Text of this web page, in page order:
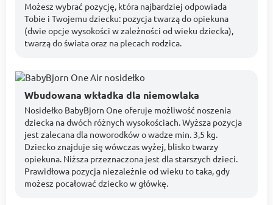
Możesz wybrać pozycję, która najbardziej odpowiada
Tobie i Twojemu dziecku: pozycja twarzą do opiekuna
(dwie opcje wysokości w zależności od wieku dziecka),
twarzą do świata oraz na plecach rodzica.
Wbudowana wkładka dla niemowlaka
Nosidełko BabyBjorn One oferuje możliwość noszenia
dziecka na dwóch różnych wysokościach. Wyższa pozycja
jest zalecana dla noworodków o wadze min. 3,5 kg.
Dziecko znajduje się wówczas wyżej, blisko twarzy
opiekuna. Niższa przeznaczona jest dla starszych dzieci.
Prawidłowa pozycja niezależnie od wieku to taka, gdy
możesz pocałować dziecko w główkę.